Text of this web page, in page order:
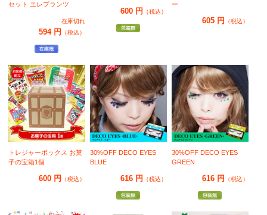
セット エレプランツ
在庫切れ
594 円 （税込）
600 円 （税込）
ー
605 円 （税込）
トレジャーボックス お菓
子の宝箱1個
600 円 （税込）
30%OFF DECO EYES
BLUE
616 円 （税込）
30%OFF DECO EYES
GREEN
616 円 （税込）